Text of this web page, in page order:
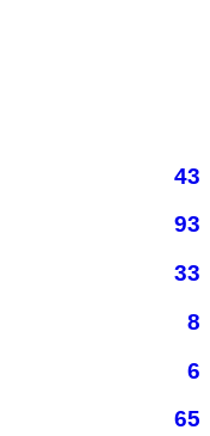
43
93
33
8
6
65